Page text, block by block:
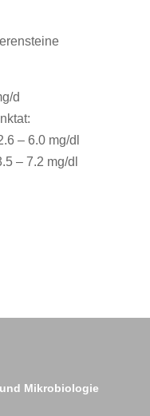
d
– 6.0 mg/dl
– 7.2 mg/dl
Mikrobiologie